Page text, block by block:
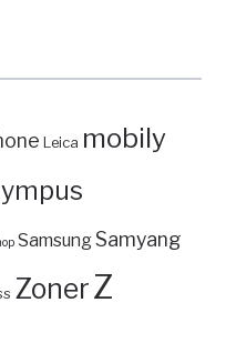
Leica mobily
SamsungSamyang
ZonerZ